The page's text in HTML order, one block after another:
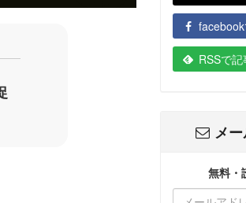
RSSで
メ
無料・